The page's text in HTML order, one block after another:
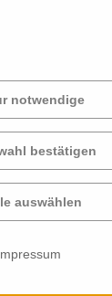
Projekte
Kontakt
notwendige
bestätigen
auswählen